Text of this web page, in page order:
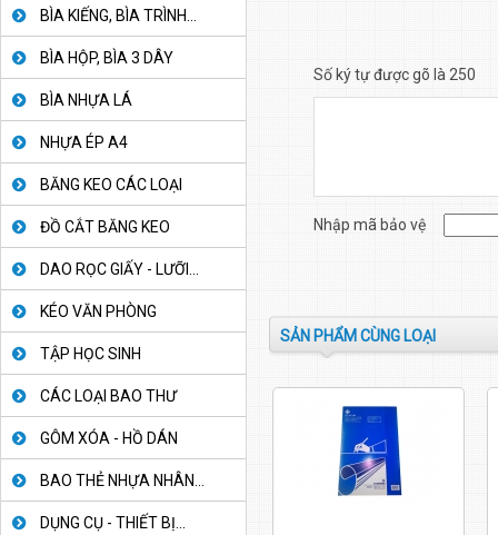
BÌA KIẾNG, BÌA TRÌNH...
BÌA HỘP, BÌA 3 DÂY
BÌA NHỰA LÁ
NHỰA ÉP A4
BĂNG KEO CÁC LOẠI
ĐỒ CẮT BĂNG KEO
DAO RỌC GIẤY - LƯỠI...
KÉO VĂN PHÒNG
TẬP HỌC SINH
CÁC LOẠI BAO THƯ
GÔM XÓA - HỒ DÁN
BAO THẺ NHỰA NHÂN...
DỤNG CỤ - THIẾT BỊ...
Số ký tự được gõ là 250
Nhập mã bảo vệ
SẢN PHẨM CÙNG LOẠI